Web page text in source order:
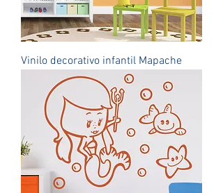
Vinilo decorativo infantil Mapache